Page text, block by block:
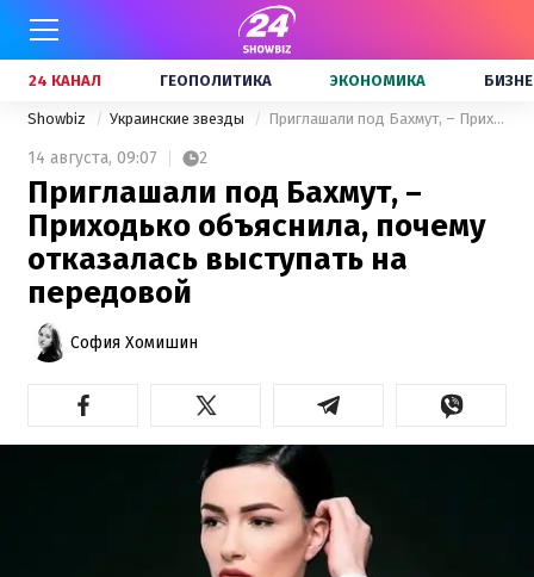
24 КАНАЛ ГЕОПОЛИТИКА ЭКОНОМИКА
Showbiz Украинские звезды Приглашали под Бахмут, – Приходько объяснила, почему отказалась выступать на передовой
14 августа, 09:07 2
Приглашали под Бахмут, –
Приходько объяснила, почему
отказалась выступать на
передовой
София Хомишин